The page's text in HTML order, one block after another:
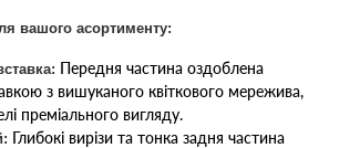
вашого асортименту:
Передня частина оздоблена
з вишуканого квіткового мережива,
преміального вигляду.
Глибокі вирізи та тонка задня частина